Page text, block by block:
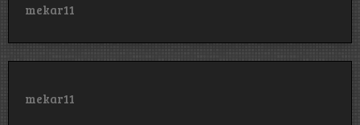
mekar11
mekar11